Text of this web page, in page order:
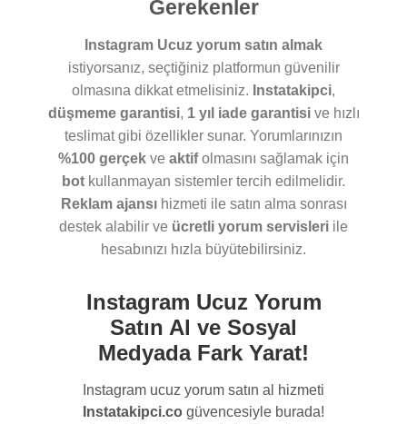
Gerekenler
Instagram Ucuz yorum satın almak
istiyorsanız, seçtiğiniz platformun güvenilir
olmasına dikkat etmelisiniz. Instatakipci,
düşmeme garantisi, 1 yıl iade garantisive hızlı
teslimat gibi özellikler sunar. Yorumlarınızın
%100 gerçek ve aktifolmasını sağlamak için
bot kullanmayan sistemler tercih edilmelidir.
Reklam ajansıhizmeti ile satın alma sonrası
destek alabilir ve ücretli yorum servisleri ile
hesabınızı hızla büyütebilirsiniz.
Instagram Ucuz Yorum
Satın Al ve Sosyal
Medyada Fark Yarat!
Instagram ucuz yorum satın al hizmeti
Instatakipci.co güvencesiyle burada!